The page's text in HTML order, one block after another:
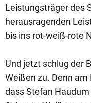
Leistungsträger des
herausragenden
bis ins rot-weiß-rote
Und jetzt schlug der
Weißen zu. Denn am
dass Stefan